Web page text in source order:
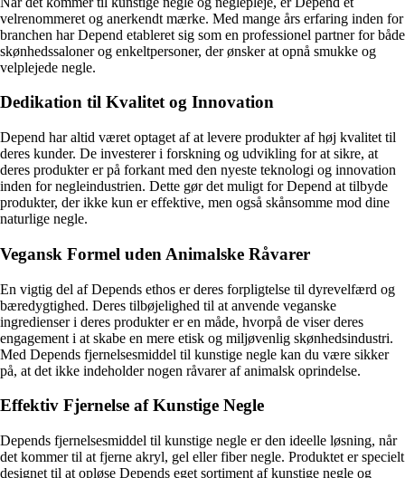
velrenommeret og anerkendt mærke. Med mange års erfaring inden for
branchen har Depend etableret sig som en professionel partner for både
skønhedssaloner og enkeltpersoner, der ønsker at opnå smukke og
velplejede negle.
Dedikation til Kvalitet og Innovation
Depend har altid været optaget af at levere produkter af høj kvalitet til
deres kunder. De investerer i forskning og udvikling for at sikre, at
deres produkter er på forkant med den nyeste teknologi og innovation
inden for negleindustrien. Dette gør det muligt for Depend at tilbyde
produkter, der ikke kun er effektive, men også skånsomme mod dine
naturlige negle.
Vegansk Formel uden Animalske Råvarer
En vigtig del af Depends ethos er deres forpligtelse til dyrevelfærd og
bæredygtighed. Deres tilbøjelighed til at anvende veganske
ingredienser i deres produkter er en måde, hvorpå de viser deres
engagement i at skabe en mere etisk og miljøvenlig skønhedsindustri.
Med Depends fjernelsesmiddel til kunstige negle kan du være sikker
på, at det ikke indeholder nogen råvarer af animalsk oprindelse.
Effektiv Fjernelse af Kunstige Negle
Depends fjernelsesmiddel til kunstige negle er den ideelle løsning, når
det kommer til at fjerne akryl, gel eller fiber negle. Produktet er specielt
designet til at opløse Depends eget sortiment af kunstige negle og